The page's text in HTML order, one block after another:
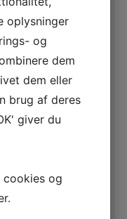
6%RCA 20 SÆT
TRYKRENSER
RCA 20 er en
og mobil
der gør det
MERE
oplysninger
og
dem
dem eller
brug af deres
giver du
og
.